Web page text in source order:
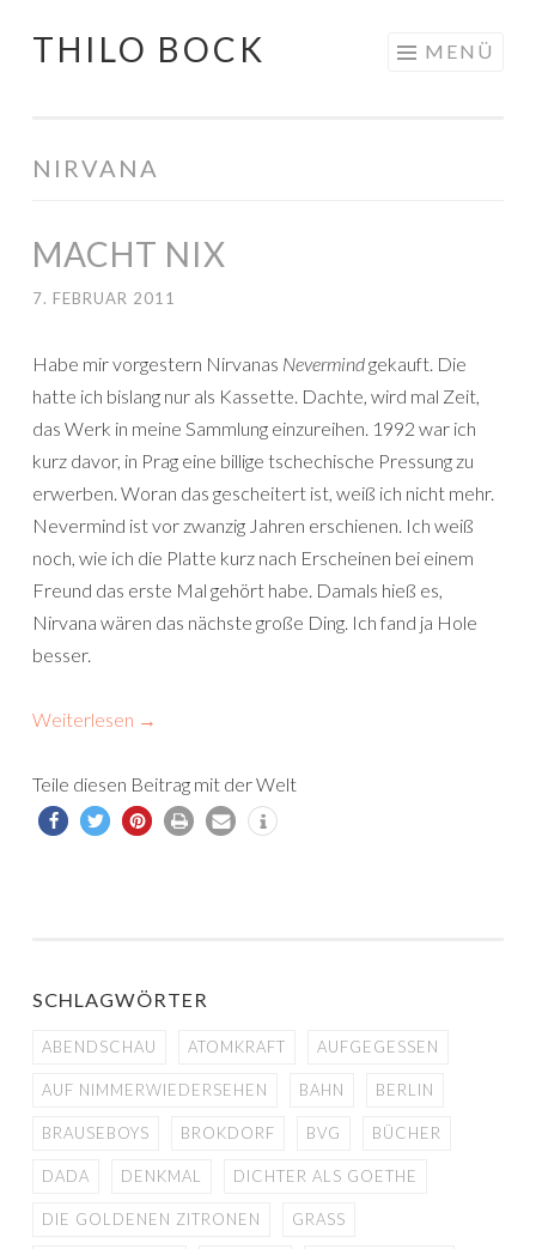
Springe
THILO BOCK MENÜ
NIRVANA
MACHT NIX
7. FEBRUAR 2011
Habe mir vorgestern Nirvanas Nevermindgekauft. Die
hatte ich bislang nur als Kassette. Dachte, wird mal Zeit,
das Werk in meine Sammlung einzureihen. 1992 war ich
kurz davor, in Prag eine billige tschechische Pressung zu
erwerben. Woran das gescheitert ist, weiß ich nicht mehr.
Nevermind ist vor zwanzig Jahren erschienen. Ich weiß
noch, wie ich die Platte kurz nach Erscheinen bei einem
Freund das erste Mal gehört habe. Damals hieß es,
Nirvana wären das nächste große Ding. Ich fand ja Hole
besser.
Weiterlesen →
Teile diesen Beitrag mit der Welt
SCHLAGWÖRTER
ABENDSCHAU ATOMKRAFT AUFGEGESSEN
AUF NIMMERWIEDERSEHEN BAHN BERLIN
BRAUSEBOYS BROKDORF BVG BÜCHER
DADA DENKMAL DICHTER ALS GOETHE
DIE GOLDENEN ZITRONEN GRASS